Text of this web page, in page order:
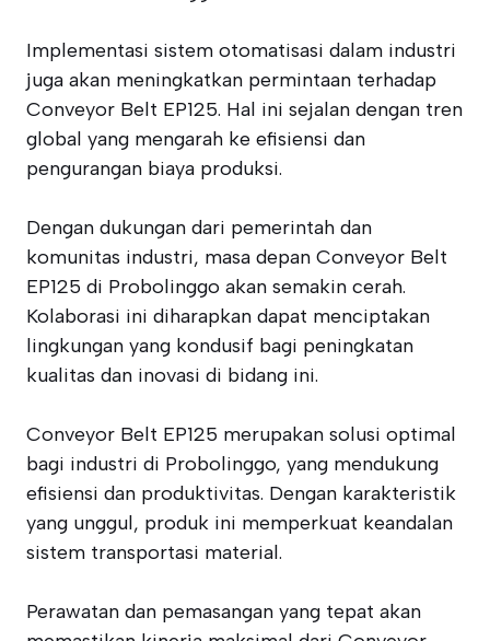
Implementasi sistem otomatisasi dalam industri
juga akan meningkatkan permintaan terhadap
Conveyor Belt EP125. Hal ini sejalan dengan tren
global yang mengarah ke efisiensi dan
pengurangan biaya produksi.
Dengan dukungan dari pemerintah dan
komunitas industri, masa depan Conveyor Belt
EP125 di Probolinggo akan semakin cerah.
Kolaborasi ini diharapkan dapat menciptakan
lingkungan yang kondusif bagi peningkatan
kualitas dan inovasi di bidang ini.
Conveyor Belt EP125 merupakan solusi optimal
bagi industri di Probolinggo, yang mendukung
efisiensi dan produktivitas. Dengan karakteristik
yang unggul, produk ini memperkuat keandalan
sistem transportasi material.
Perawatan dan pemasangan yang tepat akan